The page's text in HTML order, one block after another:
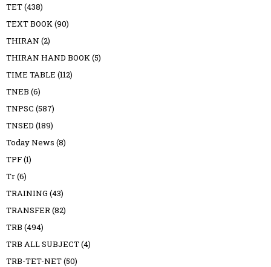
TET(438)
TEXT BOOK(90)
THIRAN (2)
THIRAN HAND BOOK(5)
TIME TABLE (112)
TNEB (6)
TNPSC (587)
TNSED (189)
Today News (8)
TPF(1)
Tr(6)
TRAINING (43)
TRANSFER(82)
TRB (494)
TRB ALL SUBJECT(4)
TRB-TET-NET(50)